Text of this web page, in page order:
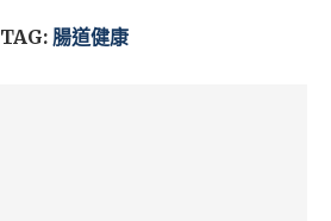
TAG: 腸道健康